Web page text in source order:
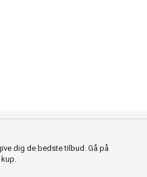
dig de bedste tilbud. Gå på